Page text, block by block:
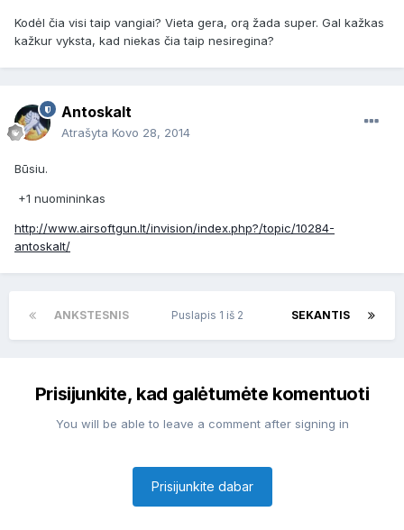
Kodėl čia visi taip vangiai? Vieta gera, orą žada super. Gal kažkas
kažkur vyksta, kad niekas čia taip nesiregina?
Antoskalt
Atrašyta Kovo 28, 2014
Būsiu.
+1 nuomininkas
http://www.airsoftgun.lt/invision/index.php?/topic/10284-
antoskalt/
ANKSTESNIS SEKANTIS
Puslapis 1 iš 2
Prisijunkite, kad galėtumėte komentuoti
You will be able to leave a comment after signing in
Prisijunkite dabar